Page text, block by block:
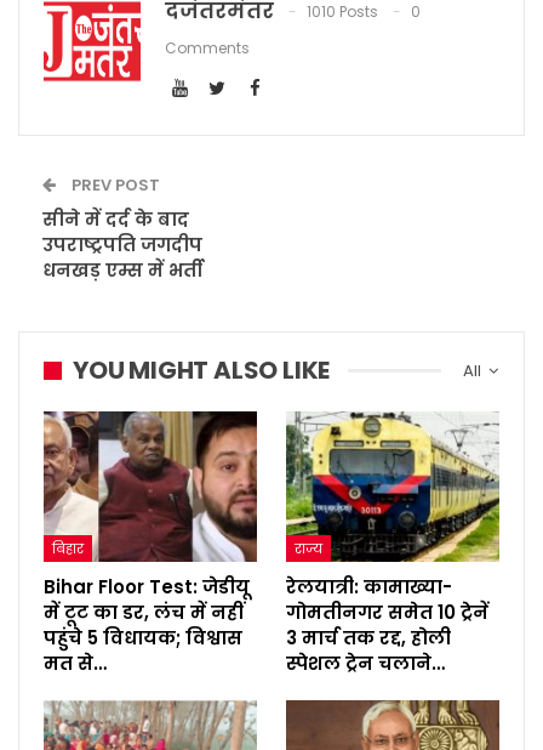
दजंतरमंतर 1010 Posts
0
Comments
PREV POST
सीने में दर्द के बाद
उपराष्ट्रपति जगदीप
धनखड़ एम्स में भर्ती
All
YOU MIGHT ALSO LIKE
बिहार
Bihar Floor Test: जेडीयू
में टूट का डर, लंच में नहीं
पहुंचे 5 विधायक; विश्वास
मत से…
राज्य
रेलयात्री: कामाख्या-
गोमतीनगर समेत 10 ट्रेनें
3 मार्च तक रद्द, होली
स्पेशल ट्रेन चलाने…